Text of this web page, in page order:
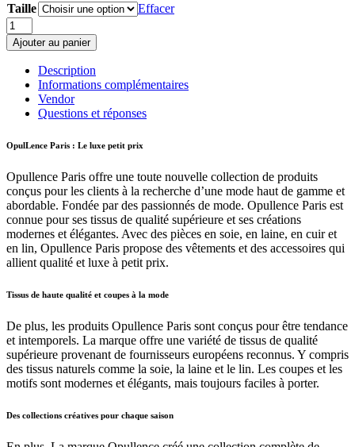
Taille
Effacer
quantité
de
Veste
rosa
marine
Opullence
Paris
Ajouter au panier
Description
Informations complémentaires
Vendor
Questions et réponses
OpulLence Paris : Le luxe petit prix
Opullence Paris offre une toute nouvelle collection de produits
conçus pour les clients à la recherche d’une mode haut de gamme et
abordable. Fondée par des passionnés de mode. Opullence Paris est
connue pour ses tissus de qualité supérieure et ses créations
modernes et élégantes. Avec des pièces en soie, en laine, en cuir et
en lin, Opullence Paris propose des vêtements et des accessoires qui
allient qualité et luxe à petit prix.
Tissus de haute qualité et coupes à la mode
De plus, les produits Opullence Paris sont conçus pour être tendance
et intemporels. La marque offre une variété de tissus de qualité
supérieure provenant de fournisseurs européens reconnus. Y compris
des tissus naturels comme la soie, la laine et le lin. Les coupes et les
motifs sont modernes et élégants, mais toujours faciles à porter.
Des collections créatives pour chaque saison